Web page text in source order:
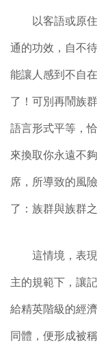
以客語或原住
通的功效，自不
能讓人感到不自
了！可別再鬧族
語言形式平等，
來換取你永遠不
席，所導致的風
了：族群與族群
這情境，表現
主的規範下，讓
給精英階級的經
同體，便形成被